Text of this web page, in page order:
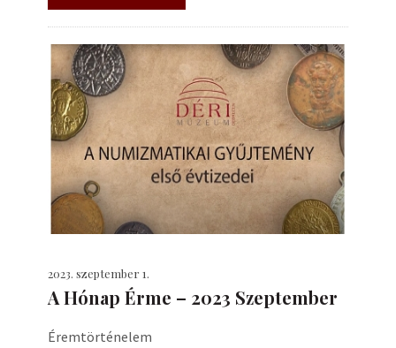
2023. szeptember 1.
A Hónap Érme – 2023 Szeptember
Éremtörténelem